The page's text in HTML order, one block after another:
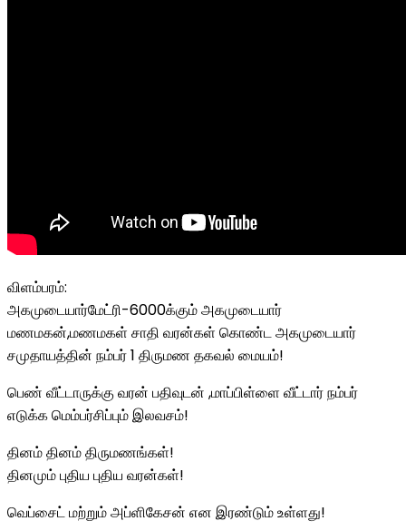
விளம்பரம்:
அகமுடையார்மேட்ரி-6000க்கும் அகமுடையார்
மணமகன்,மணமகள் சாதி வரன்கள் கொண்ட அகமுடையார்
சமுதாயத்தின் நம்பர் 1 திருமண தகவல் மையம்!
பெண் வீட்டாருக்கு வரன் பதிவுடன் ,மாப்பிள்ளை வீட்டார் நம்பர்
எடுக்க மெம்பர்சிப்பும் இலவசம்!
தினம் தினம் திருமணங்கள்!
தினமும் புதிய புதிய வரன்கள்!
வெப்சைட் மற்றும் அப்ளிகேசன் என இரண்டும் உள்ளது!